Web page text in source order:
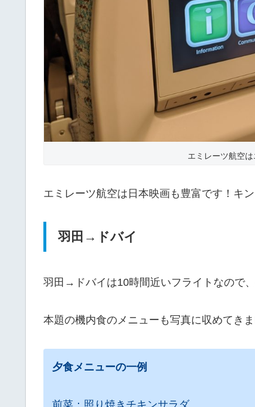
エミレーツ航空
エミレーツ航空は日本映画も豊富です！キ
羽田→ドバイ
羽田→ドバイは10時間近いフライトなので
本題の機内食のメニューも写真に収めてきま
夕食メニューの一例